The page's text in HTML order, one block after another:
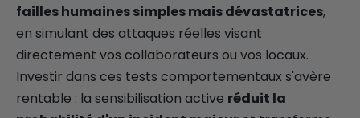
failles humaines simples mais dévastatrices,
en simulant des attaques réelles visant
directement vos collaborateurs ou vos locaux.
Investir dans ces tests comportementaux s'avère
rentable : la sensibilisation active réduit la